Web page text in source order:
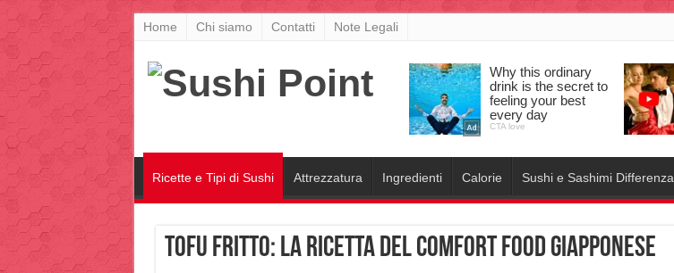
Home Chi siamo Contatti Note Legali
Ricette e Tipi di Sushi Attrezzatura Ingredienti Calorie Sushi e Sashimi Differenza
Tofu fritto: la ricetta del comfort food giapponese